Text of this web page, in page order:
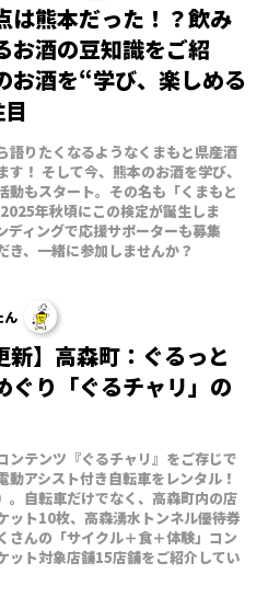
は熊本だった！？飲み
お酒の豆知識をご紹
お酒を“学び、楽しめる
語りたくなるようなくまもと県産酒
す！ そして今、熊本のお酒を学び、
動もスタート。その名も「くまもと
2025年秋頃にこの検定が誕生しま
ディングで応援サポーターも募集
き、一緒に参加しませんか？
ん
新】高森町：ぐるっと
ぐり「ぐるチャリ」の
ンテンツ『ぐるチャリ』をご存じで
アシスト付き自転車をレンタル！
。自転車だけでなく、高森町内の店
ット10枚、高森湧水トンネル優待券
さんの「サイクル＋食＋体験」コン
ット対象店舗15店舗をご紹介してい